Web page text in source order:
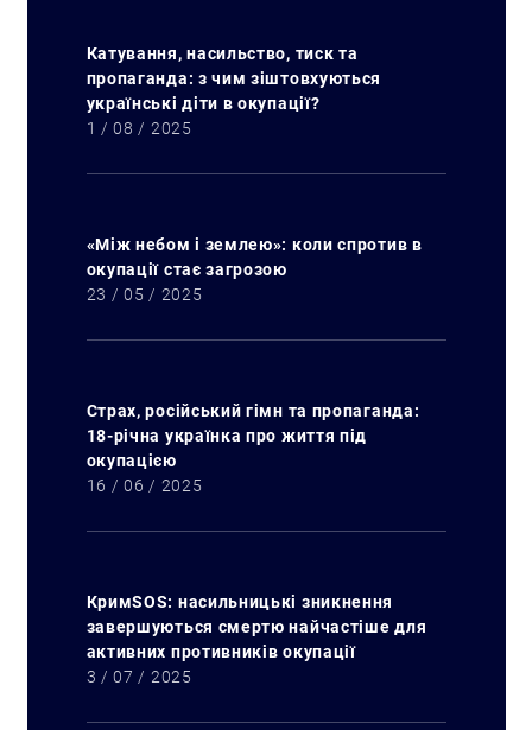
Искать:
Катування, насильство, тиск та
пропаганда: з чим зіштовхуються
українські діти в окупації?
1 / 08 / 2025
«Між небом і землею»: коли спротив в
окупації стає загрозою
23 / 05 / 2025
Страх, російський гімн та пропаганда:
18-річна українка про життя під
окупацією
16 / 06 / 2025
КримSOS: насильницькі зникнення
завершуються смертю найчастіше для
активних противників окупації
3 / 07 / 2025